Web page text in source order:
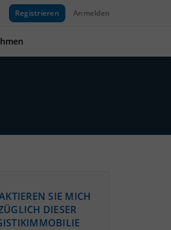
Registrieren Anmelden
SIE MICH
DIESER